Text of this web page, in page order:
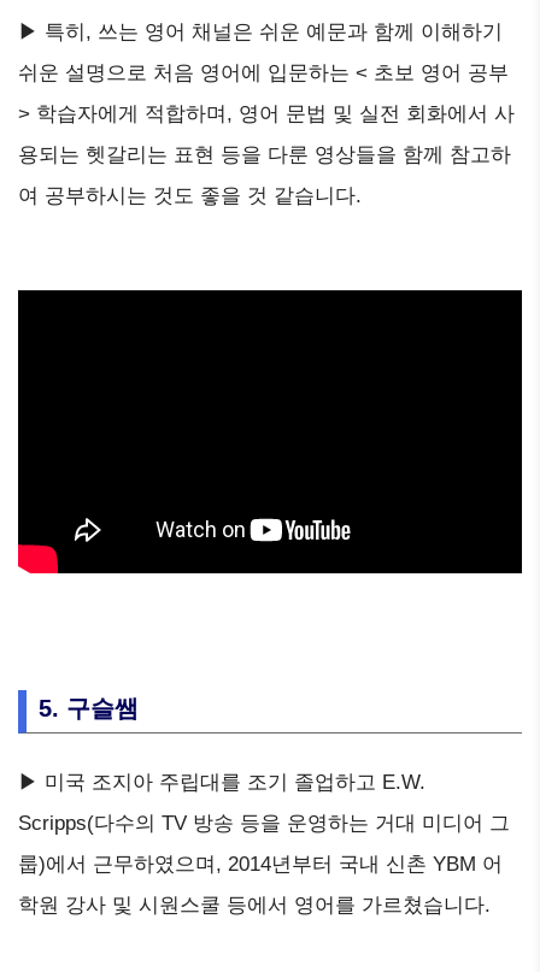
▶ 특히, 쓰는 영어 채널은 쉬운 예문과 함께 이해하기
쉬운 설명으로 처음 영어에 입문하는 < 초보 영어 공부
> 학습자에게 적합하며, 영어 문법 및 실전 회화에서 사
용되는 헷갈리는 표현 등을 다룬 영상들을 함께 참고하
여 공부하시는 것도 좋을 것 같습니다.
5. 구슬쌤
▶ 미국 조지아 주립대를 조기 졸업하고 E.W.
Scripps(다수의 TV 방송 등을 운영하는 거대 미디어 그
룹)에서 근무하였으며, 2014년부터 국내 신촌 YBM 어
학원 강사 및 시원스쿨 등에서 영어를 가르쳤습니다.